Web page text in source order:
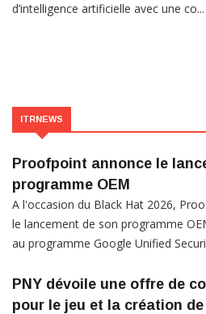
d’intelligence artificielle avec une co...
ITRNEWS
Proofpoint annonce le
programme OEM
A l'occasion du Black Hat 2026,
le lancement de son programme
au programme Google Unified
PNY dévoile une offre de
pour le jeu et la création